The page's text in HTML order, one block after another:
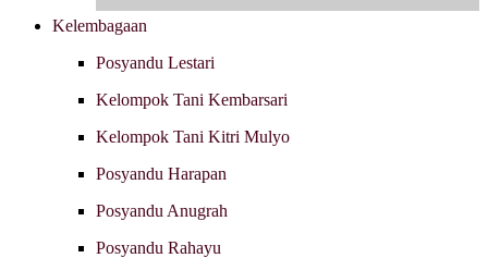
Kelembagaan
Posyandu Lestari
Kelompok Tani Kembarsari
Kelompok Tani Kitri Mulyo
Posyandu Harapan
Posyandu Anugrah
Posyandu Rahayu